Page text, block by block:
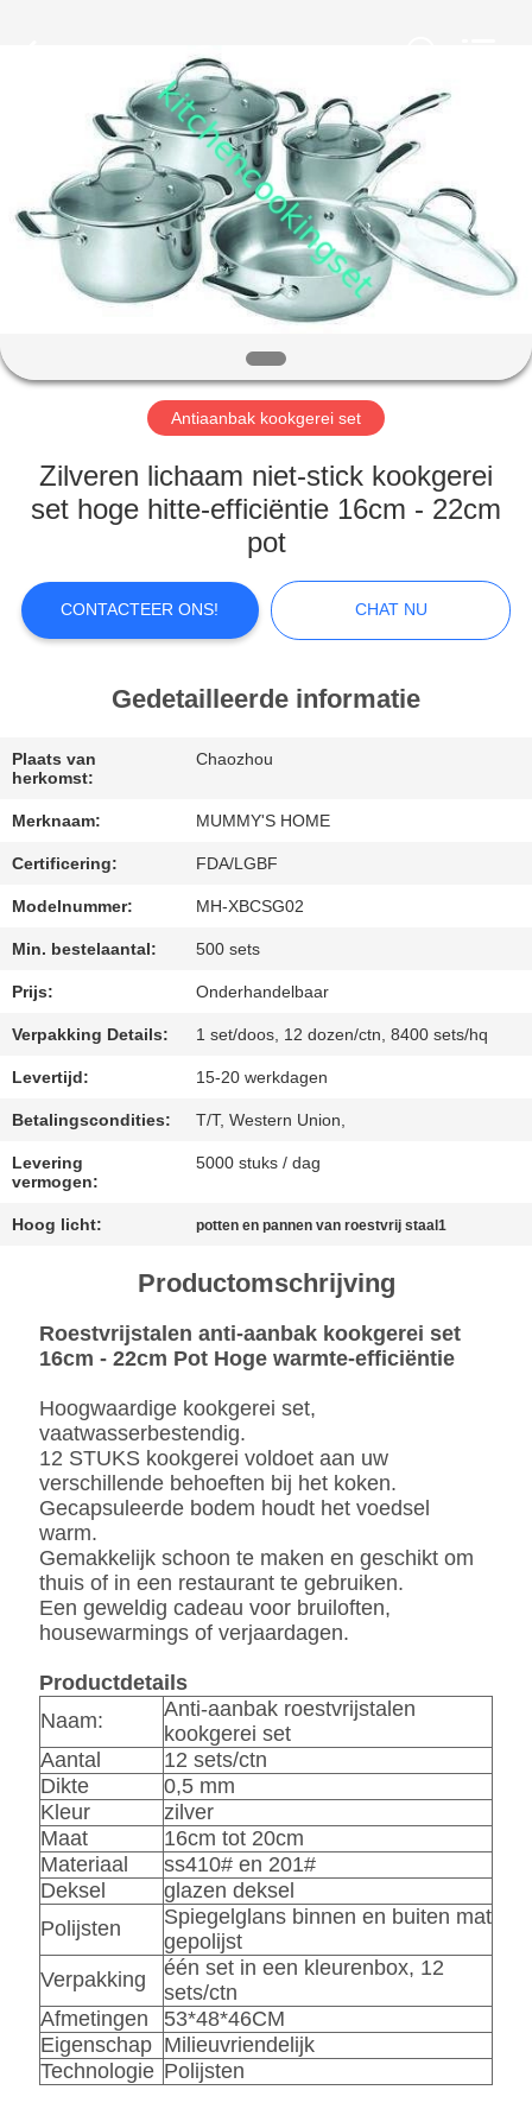
PRODUCTEN
VIDEOS
VR-
SHOW
ONGEVEER
ONS
FABRIEKSREIS
KWALITEITSCONTROLE
ONS
GEVALLEN
SITEMAP
PRIVACYBELEID
Antiaanbak kookgerei set
Zilveren lichaam niet-stick kookgerei
set hoge hitte-efficiëntie 16cm - 22cm
pot
CONTACTEER ONS! CHAT NU
Gedetailleerde informatie
Plaats van
herkomst:
Chaozhou
Merknaam: MUMMY'S HOME
Certificering: FDA/LGBF
Modelnummer: MH-XBCSG02
Min. bestelaantal: 500 sets
Prijs: Onderhandelbaar
Verpakking Details: 1 set/doos, 12 dozen/ctn, 8400 sets/hq
Levertijd: 15-20 werkdagen
Betalingscondities: T/T, Western Union,
Levering
vermogen:
5000 stuks / dag
Hoog licht: potten en pannen van roestvrij staal1
Productomschrijving
Roestvrijstalen anti-aanbak kookgerei set
16cm - 22cm Pot Hoge warmte-efficiëntie
Hoogwaardige kookgerei set,
vaatwasserbestendig.
12 STUKS kookgerei voldoet aan uw
verschillende behoeften bij het koken.
Gecapsuleerde bodem houdt het voedsel
warm.
Gemakkelijk schoon te maken en geschikt om
thuis of in een restaurant te gebruiken.
Een geweldig cadeau voor bruiloften,
housewarmings of verjaardagen.
Productdetails
Naam:
Anti-aanbak roestvrijstalen
kookgerei set
Aantal
12 sets/ctn
Dikte
0,5 mm
Kleur
zilver
Maat
16cm tot 20cm
Materiaal
ss410# en 201#
Deksel
glazen deksel
Polijsten
Spiegelglans binnen en buiten mat
gepolijst
Verpakking
één set in een kleurenbox, 12
sets/ctn
Afmetingen
53*48*46CM
Eigenschap Milieuvriendelijk
Technologie Polijsten